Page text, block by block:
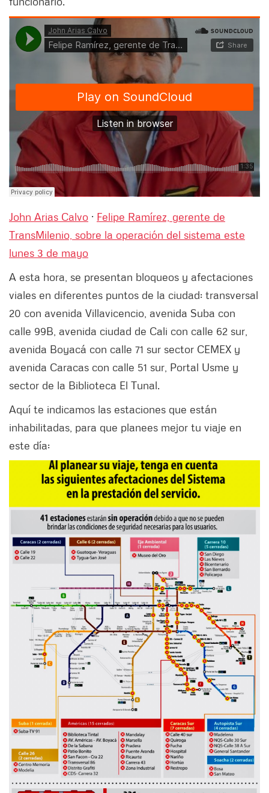
John Arias Calvo · Felipe Ramírez, gerente de
TransMilenio, sobre la operación del sistema este
lunes 3 de mayo
A esta hora, se presentan bloqueos y afectaciones
viales en diferentes puntos de la ciudad: transversal
20 con avenida Villavicencio, avenida Suba con
calle 99B, avenida ciudad de Cali con calle 62 sur,
avenida Boyacá con calle 71 sur sector CEMEX y
avenida Caracas con calle 51 sur, Portal Usme y
sector de la Biblioteca El Tunal.
Aquí te indicamos las estaciones que están
inhabilitadas, para que planees mejor tu viaje en
este día: